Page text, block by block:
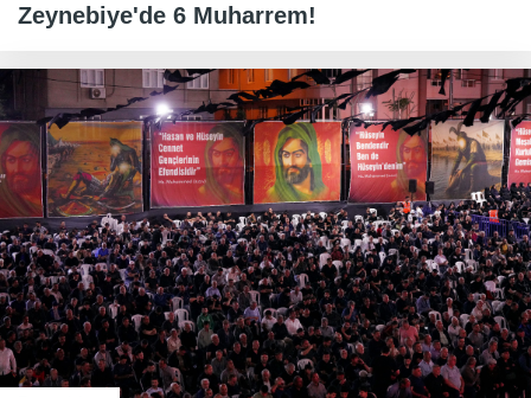
Zeynebiye'de 6 Muharrem!